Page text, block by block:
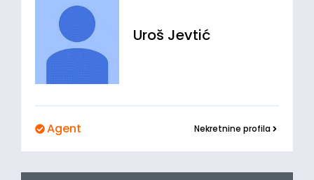
Uroš Jevtić
Agent Nekretnine profila